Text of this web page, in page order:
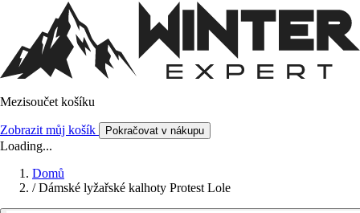
Mezisoučet košíku
Zobrazit můj košík Pokračovat v nákupu
Loading...
Domů
/ Dámské lyžařské kalhoty Protest Lole